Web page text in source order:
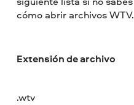
cómo abrir archivos WTV.
Extensión de archivo
.wtv